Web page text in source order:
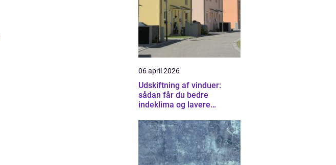
06 april 2026
Udskiftning af vinduer:
sådan får du bedre
indeklima og lavere